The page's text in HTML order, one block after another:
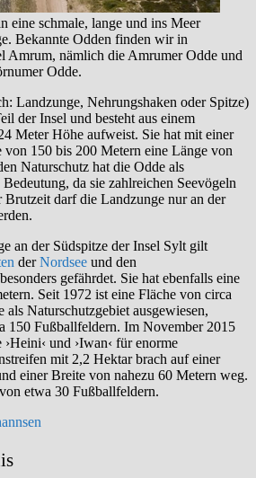
eine schmale, lange und ins Meer
Bekannte Odden finden wir in
Amrum, nämlich die Amrumer Odde und
Odde.
Landzunge, Nehrungshaken oder Spitze)
der Insel und besteht aus einem
Meter Höhe aufweist. Sie hat mit einer
150 bis 200 Metern eine Länge von
Naturschutz hat die Odde als
da sie zahlreichen Seevögeln
darf die Landzunge nur an der
an der Südspitze der Insel Sylt gilt
derNordsee und den
gefährdet. Sie hat ebenfalls eine
Seit 1972 ist eine Fläche von circa
als Naturschutzgebiet ausgewiesen,
150 Fußballfeldern. Im November 2015
und ›Iwan‹ für enorme
mit 2,2 Hektar brach auf einer
einer Breite von nahezu 60 Metern weg.
etwa 30 Fußballfeldern.